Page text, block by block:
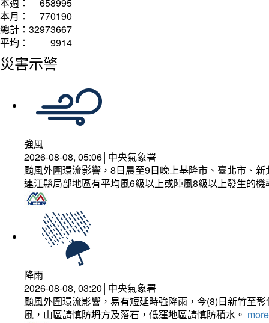
本月：
770190
總計： 32973667
平均：
9914
災害示警
強風
2026-08-08, 05:06│中央氣象署
颱風外圍環流影響，8日晨至9日晚上基隆市、臺北市、
連江縣局部地區有平均風6級以上或陣風8級以上發生的
降雨
2026-08-08, 03:20│中央氣象署
颱風外圍環流影響，易有短延時強降雨，今(8)日新竹至
風，山區請慎防坍方及落石，低窪地區請慎防積水。